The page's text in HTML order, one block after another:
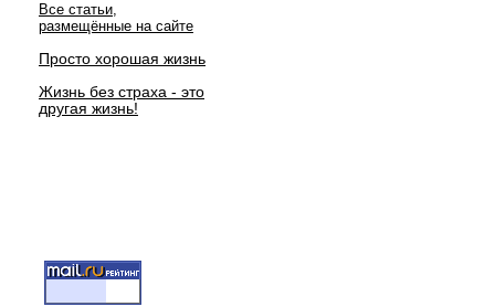
Все статьи,
размещённые на сайте
Просто хорошая жизнь
Жизнь без страха - это
другая жизнь!